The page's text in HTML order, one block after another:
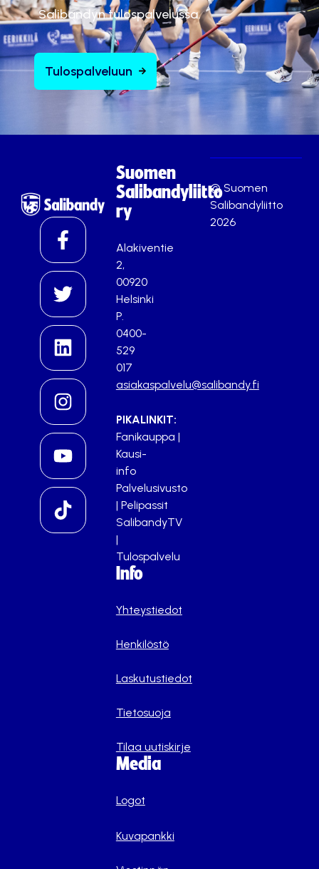
Salibandyn tulospalvelussa.
Tulospalveluun
Suomen
Salibandyliitto
ry
Alakiventie
2,
00920
Helsinki
P.
0400-
529
017
asiakaspalvelu@salibandy.fi
PIKALINKIT:
Fanikauppa |
Kausi-
info
Palvelusivusto
| Pelipassit
SalibandyTV
|
Tulospalvelu
Info
Yhteystiedot
Henkilöstö
Laskutustiedot
Tietosuoja
Tilaa uutiskirje
Media
Logot
Kuvapankki
© Suomen
Salibandyliitto
2026